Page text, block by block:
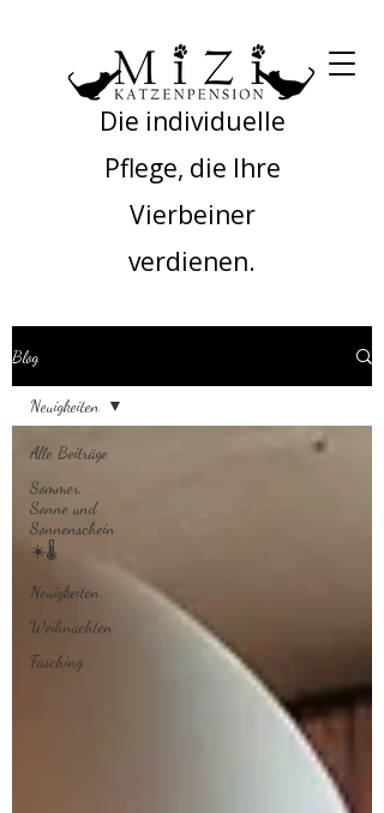
Die individuelle
Pflege, die Ihre
Vierbeiner
verdienen.
Blog
Alle Beiträge
Sommer,
Sonne und
Sonnenschein
☀️🌡
Neuigkeiten
Weihnachten
Fasching
Neuigkeiten